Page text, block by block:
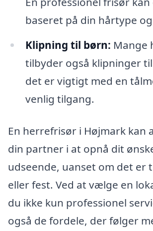
baseret på din hårtype
Klipning til børn: Mange
tilbyder også klipninger
det er vigtigt med en
venlig tilgang.
En herrefrisør i Højmark kan
din partner i at opnå dit
udseende, uanset om det er
eller fest. Ved at vælge en
du ikke kun professionel
også de fordele, der følger